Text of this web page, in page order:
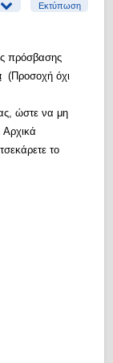
Εκτύπωση
πρόσβασης
(Προσοχή όχι
ώστε να μη
Αρχικά
το